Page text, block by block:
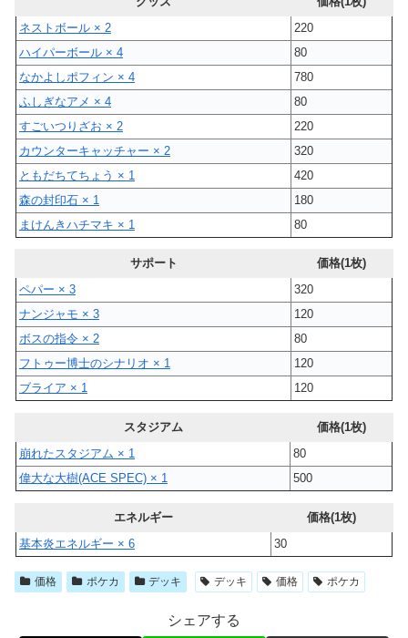
ネストボール × 2
220
ハイパーボール × 4
80
なかよしポフィン × 4
780
ふしぎなアメ × 4
80
すごいつりざお × 2
220
カウンターキャッチャー × 2
320
ともだちてちょう × 1
420
森の封印石 × 1
180
まけんきハチマキ × 1
80
サポート
価格(1枚)
ペパー × 3
320
ナンジャモ × 3
120
ボスの指令 × 2
80
フトゥー博士のシナリオ × 1
120
ブライア × 1
120
スタジアム
価格(1枚)
崩れたスタジアム × 1
80
偉大な大樹(ACE SPEC) × 1
500
エネルギー
価格(1枚)
基本炎エネルギー × 6
30
価格 ポケカ デッキ デッキ 価格 ポケカ
シェアする